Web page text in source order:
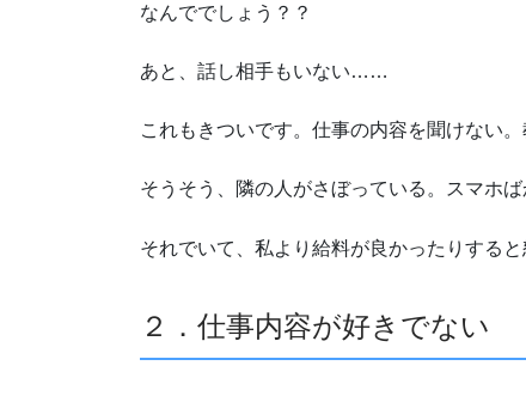
なんででしょう？？
あと、話し相手もいない……
これもきついです。仕事の内容を聞けない
そうそう、隣の人がさぼっている。スマホ
それでいて、私より給料が良かったりする
２．仕事内容が好きでない